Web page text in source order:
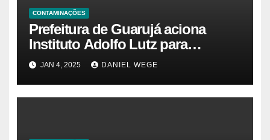
CONTAMINAÇÕES
Prefeitura de Guarujá aciona
Instituto Adolfo Lutz para
identificar causas da virose em
moradores e turistas – Notícias
das Praias
JAN 4, 2025 DANIEL WEGE